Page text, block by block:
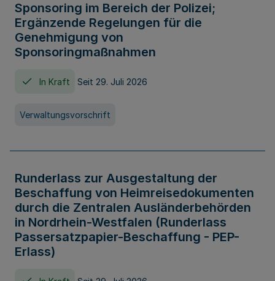
Sponsoring im Bereich der Polizei;
Ergänzende Regelungen für die
Genehmigung von
Sponsoringmaßnahmen
In Kraft Seit 29. Juli 2026
Verwaltungsvorschrift
Runderlass zur Ausgestaltung der
Beschaffung von Heimreisedokumenten
durch die Zentralen Ausländerbehörden
in Nordrhein-Westfalen (Runderlass
Passersatzpapier-Beschaffung - PEP-
Erlass)